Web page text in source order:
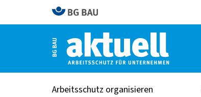
Arbeitsschutz organisieren